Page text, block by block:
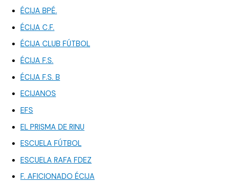
ÉCIJA BPÉ.
ÉCIJA C.F.
ÉCIJA CLUB FÚTBOL
ÉCIJA F.S.
ÉCIJA F.S. B
ECIJANOS
EFS
EL PRISMA DE RINU
ESCUELA FÚTBOL
ESCUELA RAFA FDEZ
F. AFICIONADO ÉCIJA